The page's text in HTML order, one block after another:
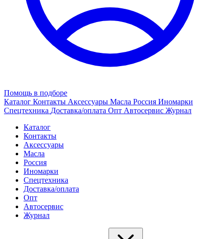
Помощь в подборе
Каталог Контакты Аксессуары Масла Россия Иномарки
Спецтехника Доставка/оплата Опт Автосервис Журнал
Каталог
Контакты
Аксессуары
Масла
Россия
Иномарки
Спецтехника
Доставка/оплата
Опт
Автосервис
Журнал